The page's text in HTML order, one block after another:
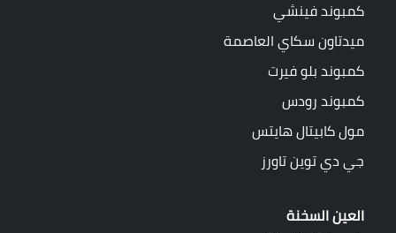
كمبوند فينشي
ميدتاون سكاي العاصمة
كمبوند بلو فيرت
كمبوند رودس
مول كابيتال هايتس
جي دي توين تاورز
العين السخنة